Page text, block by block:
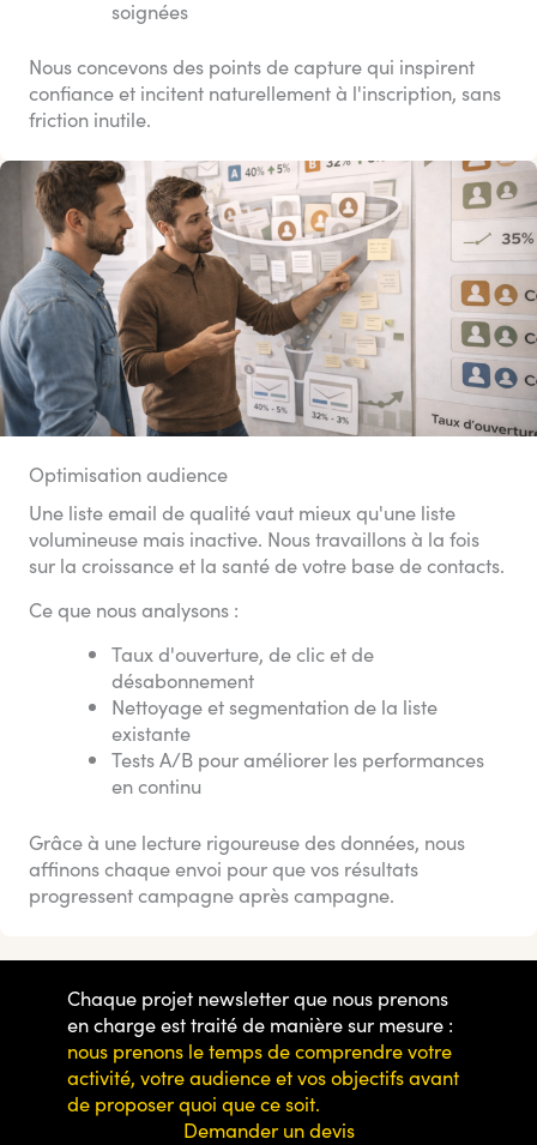
soignées
Nous concevons des points de capture qui inspirent
confiance et incitent naturellement à l'inscription, sans
friction inutile.
Optimisation audience
Une liste email de qualité vaut mieux qu'une liste
volumineuse mais inactive. Nous travaillons à la fois
sur la croissance et la santé de votre base de contacts.
Ce que nous analysons :
Taux d'ouverture, de clic et de
désabonnement
Nettoyage et segmentation de la liste
existante
Tests A/B pour améliorer les performances
en continu
Grâce à une lecture rigoureuse des données, nous
affinons chaque envoi pour que vos résultats
progressent campagne après campagne.
Chaque projet newsletter que nous prenons
en charge est traité de manière sur mesure :
nous prenons le temps de comprendre votre
activité, votre audience et vos objectifs avant
de proposer quoi que ce soit.
Demander un devis